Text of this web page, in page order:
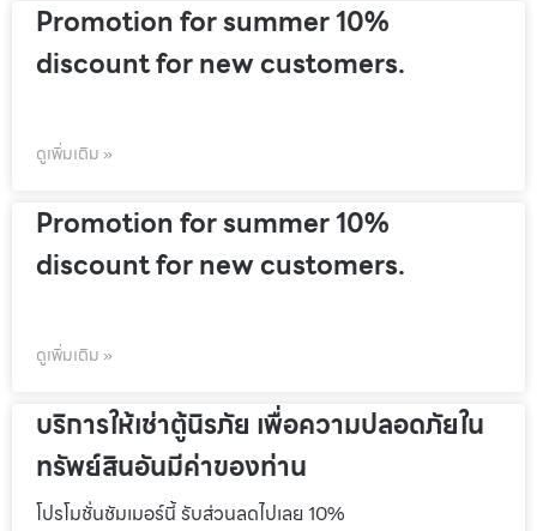
Promotion for summer 10%
discount for new customers.
ดูเพิ่มเติม »
Promotion for summer 10%
discount for new customers.
ดูเพิ่มเติม »
บริการให้เช่าตู้นิรภัย เพื่อความปลอดภัยใน
ทรัพย์สินอันมีค่าของท่าน
โปรโมชั่นชัมเมอร์นี้ รับส่วนลดไปเลย 10%